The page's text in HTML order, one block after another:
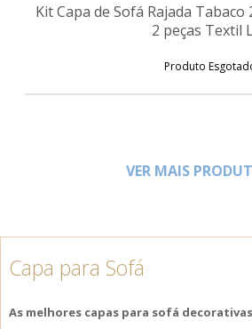
Kit Capa de Sofá Rajada
2 peças Textil
Produto
VER MAIS
Capa para Sofá
As melhores capas para sofá